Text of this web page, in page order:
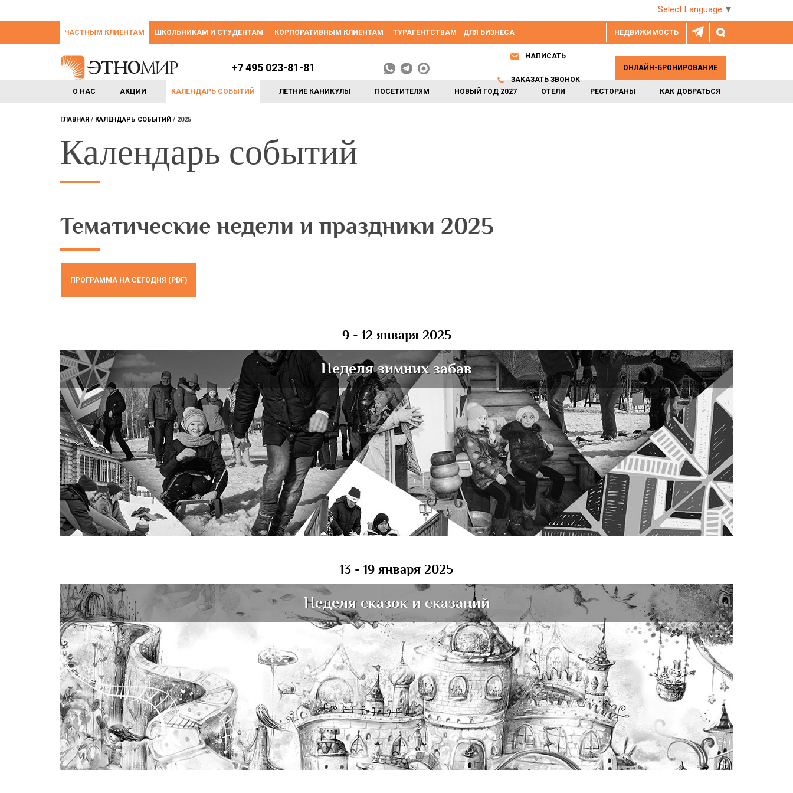
Select Language ▼
НЕДВИЖИМОСТЬ
ЧАСТНЫМ КЛИЕНТАМ ШКОЛЬНИКАМ И СТУДЕНТАМ КОРПОРАТИВНЫМ КЛИЕНТАМ ТУРАГЕНТСТВАМ ДЛЯ БИЗНЕСА
О НАС АКЦИИ КАЛЕНДАРЬ СОБЫТИЙ ЛЕТНИЕ КАНИКУЛЫ ПОСЕТИТЕЛЯМ НОВЫЙ ГОД 2027 ОТЕЛИ РЕСТОРАНЫ КАК ДОБРАТЬСЯ
+7 495 023-81-81
НАПИСАТЬ
ЗАКАЗАТЬ ЗВОНОК
ОНЛАЙН-БРОНИРОВАНИЕ
ГЛАВНАЯ КАЛЕНДАРЬ СОБЫТИЙ 2025
Календарь событий
Тематические недели и праздники 2025
ПРОГРАММА НА СЕГОДНЯ (PDF)
9 - 12 января 2025
Неделя зимних забав
13 - 19 января 2025
Неделя сказок и сказаний